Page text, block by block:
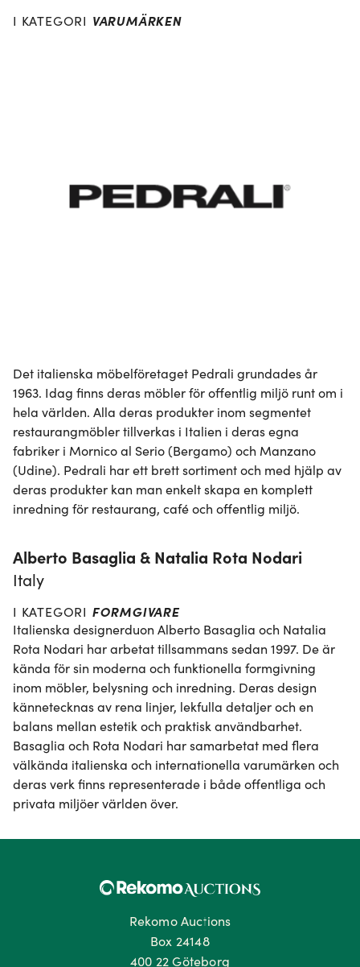
I KATEGORI VARUMÄRKEN
Det italienska möbelföretaget Pedrali grundades år
1963. Idag finns deras möbler för offentlig miljö runt om i
hela världen. Alla deras produkter inom segmentet
restaurangmöbler tillverkas i Italien i deras egna
fabriker i Mornico al Serio (Bergamo) och Manzano
(Udine). Pedrali har ett brett sortiment och med hjälp av
deras produkter kan man enkelt skapa en komplett
inredning för restaurang, café och offentlig miljö.
Alberto Basaglia & Natalia Rota Nodari
Italy
I KATEGORI FORMGIVARE
Italienska designerduon Alberto Basaglia och Natalia
Rota Nodari har arbetat tillsammans sedan 1997. De är
kända för sin moderna och funktionella formgivning
inom möbler, belysning och inredning. Deras design
kännetecknas av rena linjer, lekfulla detaljer och en
balans mellan estetik och praktisk användbarhet.
Basaglia och Rota Nodari har samarbetat med flera
välkända italienska och internationella varumärken och
deras verk finns representerade i både offentliga och
privata miljöer världen över.
Rekomo Auctions
Box 24148
400 22 Göteborg